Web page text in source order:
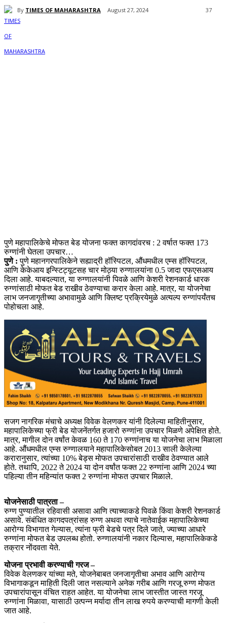
By TIMES OF MAHARASHTRA August 27, 2024 37
पुणे महापालिकेचे मोफत बेड योजना फक्त कागदांवरच : 2 वर्षात फक्त 173
रुग्णांनी घेतला उपचार…
पुणे : पुणे महानगरपालिकेने सह्याद्री हॉस्पिटल, औंधमधील एम्स हॉस्पिटल,
आणि केकेआय इन्स्टिट्यूटसह चार मोठ्या रुग्णालयांना 0.5 जादा एफएसआय
दिला आहे. याबदल्यात, या रुग्णालयांनी पिवळे आणि केशरी रेशनकार्ड धारक
रुग्णांसाठी मोफत बेड राखीव ठेवण्याचा करार केला आहे. मात्र, या योजनेचा
लाभ जनजागृतीच्या अभावामुळे आणि क्लिष्ट प्रक्रियेमुळे अत्यल्प रुग्णांपर्यंतच
पोहोचला आहे.
सजग नागरिक मंचाचे अध्यक्ष विवेक वेलणकर यांनी दिलेल्या माहितीनुसार,
महापालिकेच्या फ्री बेड योजनेंतर्गत हजारो रुग्णांना उपचार मिळणे अपेक्षित होते.
मात्र, मागील दोन वर्षांत केवळ 160 ते 170 रुग्णांनाच या योजनेचा लाभ मिळाला
आहे. औंधमधील एम्स रुग्णालयाने महापालिकेसोबत 2013 साली केलेल्या
करारानुसार, त्यांच्या 10% बेड्स मोफत उपचारांसाठी राखीव ठेवण्यात आले
होते. तथापि, 2022 ते 2024 या दोन वर्षांत फक्त 22 रुग्णांना आणि 2024 च्या
पहिल्या तीन महिन्यांत फक्त 2 रुग्णांना मोफत उपचार मिळाले.
योजनेसाठी पात्रता –
रुग्ण पुण्यातील रहिवासी असावा आणि त्याच्याकडे पिवळे किंवा केशरी रेशनकार्ड
असावे. संबंधित कागदपत्रांसह रुग्ण अथवा त्याचे नातेवाईक महापालिकेच्या
आरोग्य विभागात गेल्यास, त्यांना फ्री बेडचे पत्र दिले जाते, ज्याच्या आधारे
रुग्णांना मोफत बेड उपलब्ध होतो. रुग्णालयांनी नकार दिल्यास, महापालिकेकडे
तक्रार नोंदवता येते.
योजना प्रभावी करण्याची गरज –
विवेक वेलणकर यांच्या मते, योजनेबाबत जनजागृतीचा अभाव आणि आरोग्य
विभागाकडून माहिती दिली जात नसल्याने अनेक गरीब आणि गरजू रुग्ण मोफत
उपचारांपासून वंचित राहत आहेत. या योजनेचा लाभ जास्तीत जास्त गरजू
रुग्णांना मिळावा, यासाठी उत्पन्न मर्यादा तीन लाख रुपये करण्याची मागणी केली
जात आहे.